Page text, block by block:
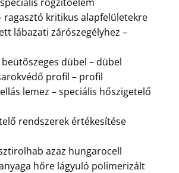
ragasztó kritikus alapfelületekre
lábazati zárószegélyhez –
dübel – dübel
profil – profil
lemez – speciális hőszigetelő
rendszerek értékesítése
azaz hungarocell
hőre lágyuló polimerizált